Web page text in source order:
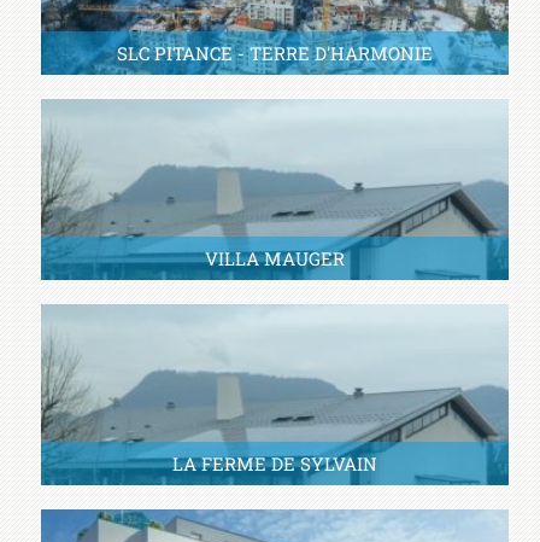
SLC PITANCE - TERRE D'HARMONIE
VILLA MAUGER
LA FERME DE SYLVAIN